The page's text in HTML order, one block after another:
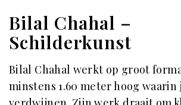
Bilal Chahal –
Schilderkunst
Bilal Chahal werkt op groot
minstens 1.60 meter hoog